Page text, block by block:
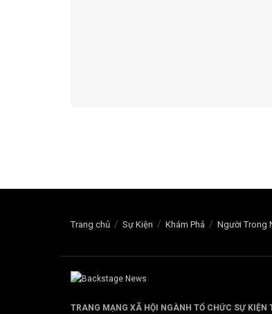
Trang chủ Sự Kiện Khám Phá Người Trong
TRANG MẠNG XÃ HỘI NGÀNH TỔ CHỨC SỰ KIỆN